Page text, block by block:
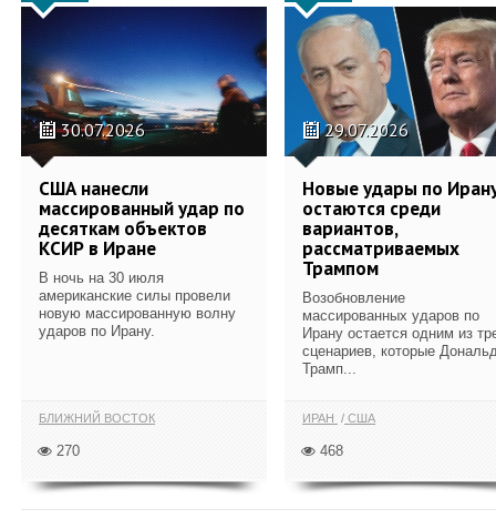
30.07.2026
США нанесли
массированный удар по
десяткам объектов
КСИР в Иране
В ночь на 30 июля
американские силы провели
новую массированную волну
ударов по Ирану.
БЛИЖНИЙ ВОСТОК
270
29.07.2026
Новые удары по
остаются среди
вариантов,
рассматриваемых
Трампом
Возобновление
массированных ударов по
Ирану остается одним из
сценариев, которые
Трамп...
ИРАН США
468